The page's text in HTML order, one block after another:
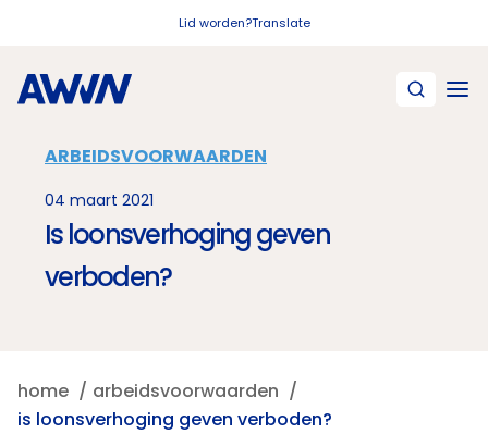
Lid worden?Translate
ARBEIDSVOORWAARDEN
04 maart 2021
Is loonsverhoging geven
verboden?
home
arbeidsvoorwaarden
is loonsverhoging geven verboden?